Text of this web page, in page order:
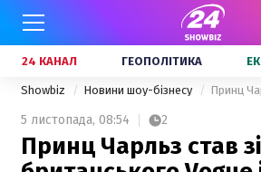
24 КАНАЛ ГЕОПОЛІТИКА
Showbiz Новини шоу-бізнесу
5 листопада, 08:54 2
Принц Чарльз став